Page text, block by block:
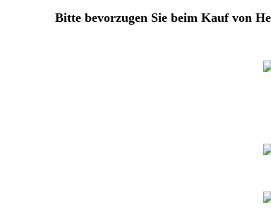
Bitte bevorzugen Sie beim Kauf von